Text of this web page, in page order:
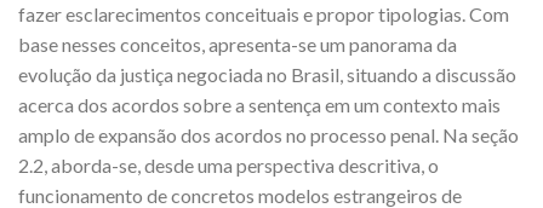
fazer esclarecimentos conceituais e propor tipologias. Com
base nesses conceitos, apresenta-se um panorama da
evolução da justiça negociada no Brasil, situando a discussão
acerca dos acordos sobre a sentença em um contexto mais
amplo de expansão dos acordos no processo penal. Na seção
2.2, aborda-se, desde uma perspectiva descritiva, o
funcionamento de concretos modelos estrangeiros de